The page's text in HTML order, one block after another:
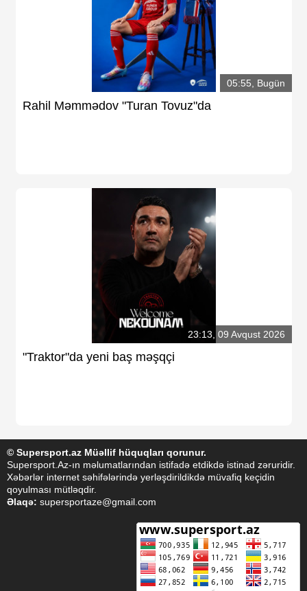
05:55, Bugün
Rahil Məmmədov "Turan Tovuz"da
23:13, 09 Avqust 2026
"Traktor"da yeni baş məşqçi
© Supersport.az Müəllif hüquqları qorunur.
Supersport.Az-ın məlumatlarından istifadə etdikdə istinad zəruridir.
Xəbərlər internet səhifələrində yerləşdirildikdə müvafiq keçidin
qoyulması mütləqdir.
Əlaqə: supersportaze@gmail.com